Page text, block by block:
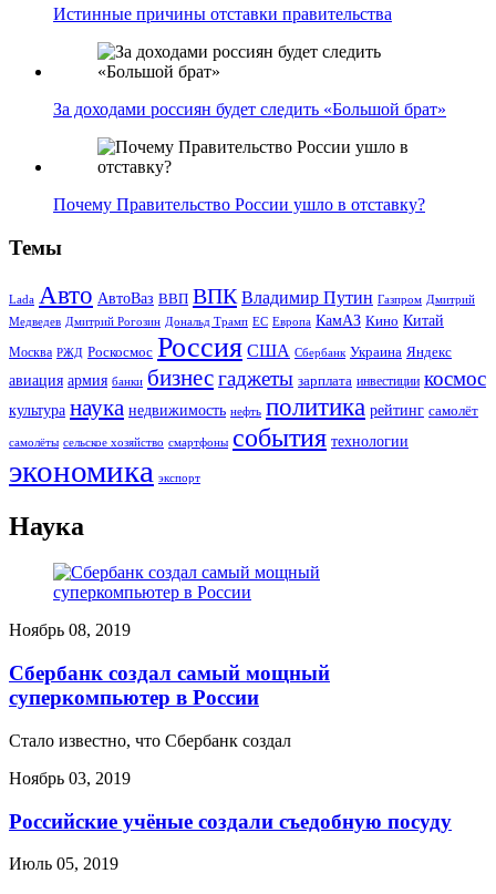
Истинные причины отставки правительства
За доходами россиян будет следить «Большой брат»
Почему Правительство России ушло в отставку?
Темы
Lada Авто АвтоВаз ВВП ВПК Владимир Путин Газпром Дмитрий
Медведев Дмитрий Рогозин Дональд Трамп ЕС Европа КамАЗ Кино Китай
Москва РЖД Роскосмос Россия США Сбербанк Украина Яндекс
авиация армия банки бизнесгаджеты зарплата инвестиции космос
культура наука недвижимость нефть политика рейтинг самолёт
самолёты сельское хозяйство смартфоны события технологии
экономика экспорт
Наука
Ноябрь 08, 2019
Сбербанк создал самый мощный
суперкомпьютер в России
Стало известно, что Сбербанк создал
Ноябрь 03, 2019
Российские учёные создали съедобную посуду
Июль 05, 2019